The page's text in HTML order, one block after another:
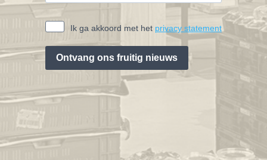
Ik ga akkoord met het privacy statement
Ontvang ons fruitig nieuws